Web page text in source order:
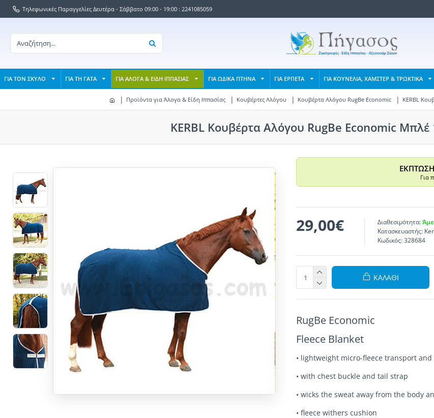
Τηλεφωνικές Παραγγελίες Δευτέρα - Σάββατο 09:00 - 19:00 : 2241085059
ΓΙΑ ΤΟΝ ΣΚΥΛΟ ΓΙΑ ΤΗ ΓΑΤΑ ΓΙΑ ΑΛΟΓΑ & ΕΙΔΗ ΙΠΠΑΣΙΑΣ ΓΙΑ ΩΔΙΚΑ ΠΤΗΝΑ ΓΙΑ ΕΡΠΕΤΑ ΓΙΑ ΚΟΥΝΕΛΙΑ, ΧΑΜΣΤΕΡ & ΤΡΩΚΤΙΚΑ
Προϊόντα για Άλογα & Είδη Ιππασίας Κουβέρτες Αλόγου Κουβέρτα Αλόγου RugBe Economic KERBL
KERBL Κουβέρτα Αλόγου RugBe Economic
Για
29,00€ Διαθεσιμότητα:
Κατασκευαστής:
Κωδικός: 328684
ΚΑΛΆΘΙ
RugBe Economic
Fleece Blanket
• lightweight micro-fleece transport
• with chest buckle and tail strap
• wicks the sweat away from the body
• fleece withers cushion